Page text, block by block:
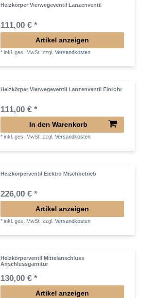
Heizkörper Vierwegeventil Lanzenventil
111,00 € *
Artikel anzeigen
*inkl. ges. MwSt. zzgl.Versandkosten
Heizkörper Vierwegeventil Lanzenventil Einrohr
111,00 € *
In den Warenkorb
*inkl. ges. MwSt. zzgl.Versandkosten
Heizkörperventil Elektro Mischbetrieb
226,00 € *
Artikel anzeigen
*inkl. ges. MwSt. zzgl.Versandkosten
Heizkörperventil Mittelanschluss
Anschlussgarnitur
130,00 € *
Artikel anzeigen